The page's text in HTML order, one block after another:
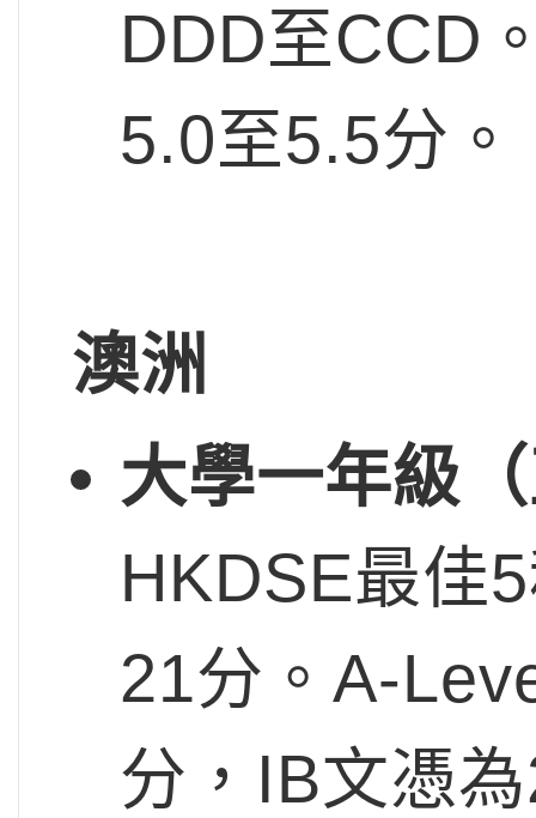
DDD至CCD
5.0至5.5分。
澳洲
大學一年級
HKDSE最佳
21分。A-
分，IB文憑